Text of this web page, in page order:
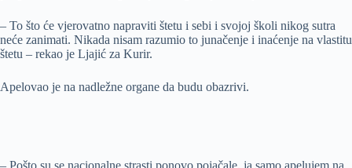
– To što će vjerovatno napraviti štetu i sebi i svojoj školi nikog sutra
neće zanimati. Nikada nisam razumio to junačenje i inaćenje na vlastitu
štetu – rekao je Ljajić za Kurir.
Apelovao je na nadležne organe da budu obazrivi.
– Pošto su se nacionalne strasti ponovo pojačale, ja samo apelujem na